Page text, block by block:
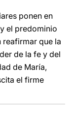
ponen en
el predominio
que la
de la fe y del
de María,
el firme